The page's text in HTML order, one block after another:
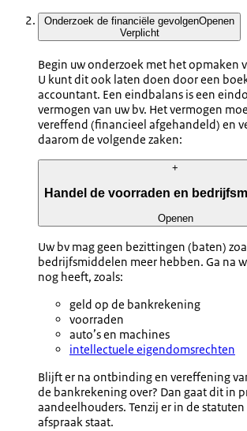
Onderzoek de financiële gevolgenOpenen
Verplicht
Begin uw onderzoek met het opmaken
U kunt dit ook laten doen door een
accountant. Een eindbalans is een
vermogen van uw bv. Het vermogen
vereffend (financieel afgehandeld) en
daarom de volgende zaken:
+
Handel de voorraden en
Openen
Uw bv mag geen bezittingen (baten)
bedrijfsmiddelen meer hebben. Ga na
nog heeft, zoals:
geld op de bankrekening
voorraden
auto’s en machines
intellectuele eigendomsrechten
Blijft er na ontbinding en vereffening
de bankrekening over? Dan gaat dit in
aandeelhouders. Tenzij er in de
afspraak staat.